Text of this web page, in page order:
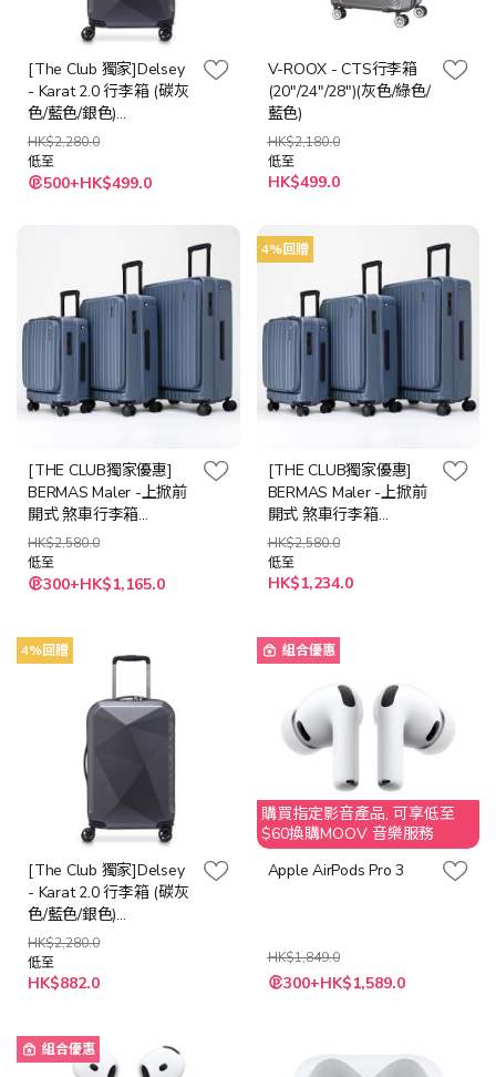
[The Club 獨家]Delsey
- Karat 2.0 行李箱 (碳灰
色/藍色/銀色)
(55cm/67cm/77cm)
HK$2,280.0
低至
500+HK$499.0
V-ROOX - CTS行李箱
(20"/24"/28")(灰色/綠色/
藍色)
HK$2,180.0
低至
HK$499.0
[THE CLUB獨家優惠]
BERMAS Maler -上掀前
開式 煞車行李箱
(20/26/29吋) (墨石黑/青
石藍/大象灰/抹茶拿鐵)
HK$2,580.0
低至
300+HK$1,165.0
4%回贈
[THE CLUB獨家優惠]
BERMAS Maler -上掀前
開式 煞車行李箱
(20/26/29吋) (墨石黑/青
石藍/大象灰/抹茶拿鐵)
HK$2,580.0
低至
HK$1,234.0
4%回贈
[The Club 獨家]Delsey
- Karat 2.0 行李箱 (碳灰
色/藍色/銀色)
(55cm/67cm/77cm)
HK$2,280.0
低至
HK$882.0
組合優惠
購買指定影音產品, 可享低至
$60換購MOOV 音樂服務
Apple AirPods Pro 3
HK$1,849.0
特
殊 300+HK$1,589.0
組合優惠